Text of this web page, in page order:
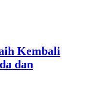
Kembali
dan